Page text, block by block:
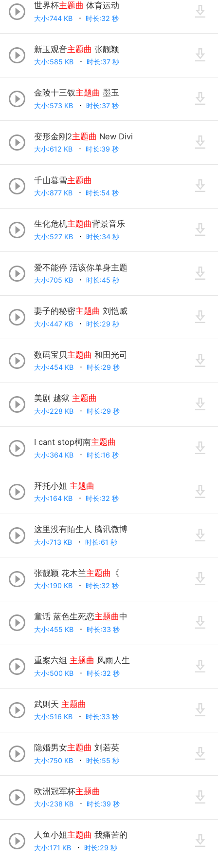
世界杯主题曲 体育运动
大小:744 KB 时长:32 秒
新玉观音主题曲 张靓颖
大小:585 KB 时长:37 秒
金陵十三钗主题曲 墨玉
大小:573 KB 时长:37 秒
变形金刚2主题曲 New Divi
大小:612 KB 时长:39 秒
千山暮雪主题曲
大小:877 KB 时长:54 秒
生化危机主题曲背景音乐
大小:527 KB 时长:34 秒
爱不能停 活该你单身主题
大小:705 KB 时长:45 秒
妻子的秘密主题曲 刘恺威
大小:447 KB 时长:29 秒
数码宝贝主题曲 和田光司
大小:454 KB 时长:29 秒
美剧 越狱 主题曲
大小:228 KB 时长:29 秒
I cant stop柯南主题曲
大小:364 KB 时长:16 秒
拜托小姐 主题曲
大小:164 KB 时长:32 秒
这里没有陌生人 腾讯微博
大小:713 KB 时长:61 秒
张靓颖 花木兰主题曲 《
大小:190 KB 时长:32 秒
童话 蓝色生死恋主题曲中
大小:455 KB 时长:33 秒
重案六组 主题曲 风雨人生
大小:500 KB 时长:32 秒
武则天 主题曲
大小:516 KB 时长:33 秒
隐婚男女主题曲 刘若英
大小:750 KB 时长:55 秒
欧洲冠军杯主题曲
大小:238 KB 时长:39 秒
人鱼小姐主题曲 我痛苦的
大小:171 KB 时长:29 秒